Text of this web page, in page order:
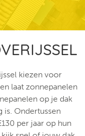
kiezen voor
laat zonnepanelen
op je dak
is. Ondertussen
per jaar op hun